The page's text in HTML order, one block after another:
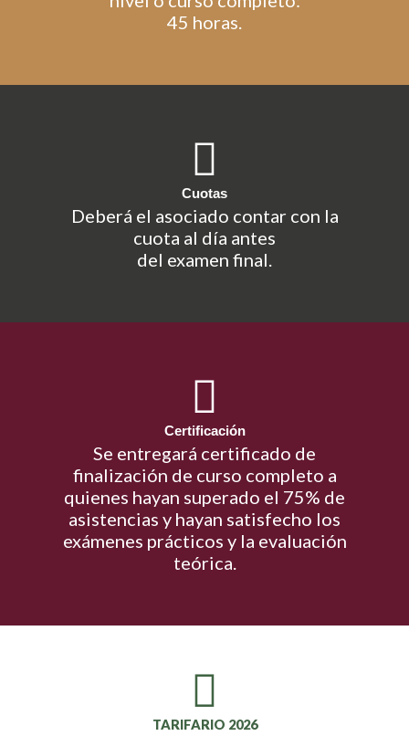
45 horas.
Cuotas
Deberá el asociado contar con la
cuota al día antes
del examen final.
Certificación
Se entregará certificado de
finalización de curso completo a
quienes hayan superado el 75% de
asistencias y hayan satisfecho los
exámenes prácticos y la evaluación
teórica.
TARIFARIO 2026